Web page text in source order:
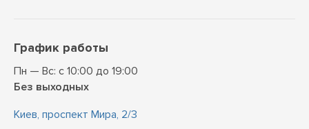
График работы
Пн — Вс: с 10:00 до 19:00
Без выходных
Киев, проспект Мира, 2/3